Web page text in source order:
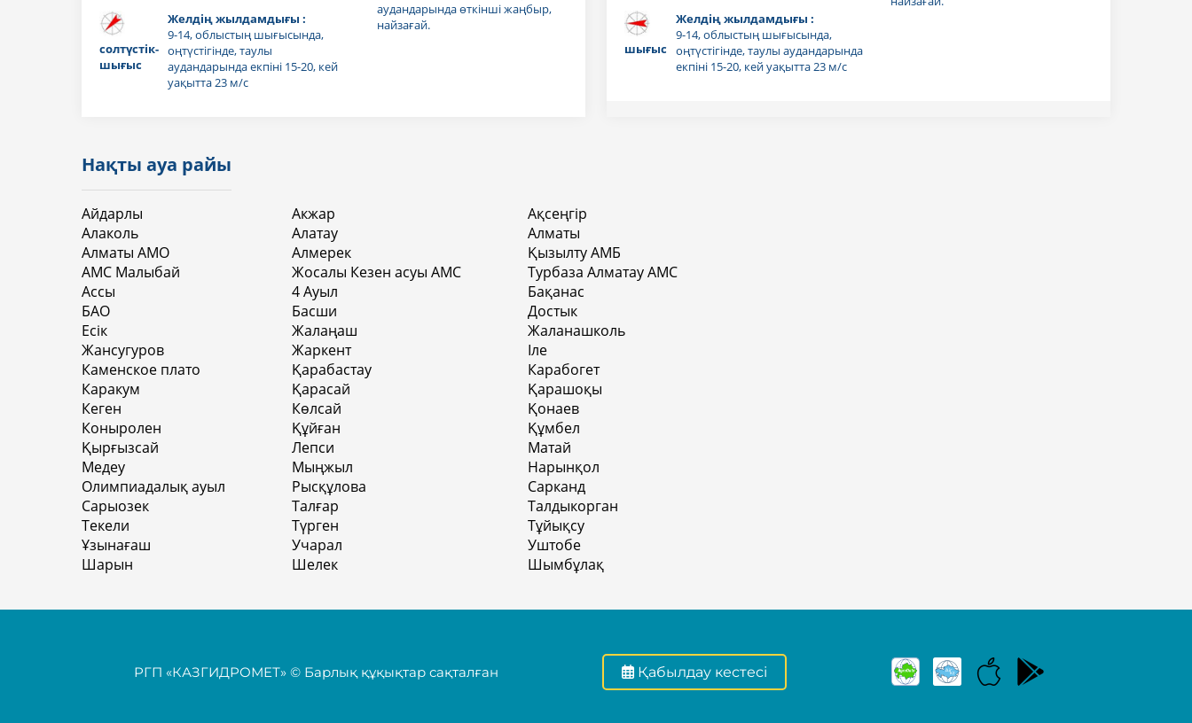
солтүстік-
шығыс
Желдің жылдамдығы :
9-14, облыстың шығысында,
оңтүстігінде, таулы
аудандарында екпіні 15-20, кей
уақытта 23 м/с
аудандарында өткінші жаңбыр,
найзағай.
шығыс
Желдің жылдамдығы :
9-14, облыстың шығысында,
оңтүстігінде, таулы аудандарында
екпіні 15-20, кей уақытта 23 м/с
Нақты ауа райы
Айдарлы
Алаколь
Алматы АМО
АМС Малыбай
Ассы
БАО
Есік
Жансугуров
Каменское плато
Каракум
Кеген
Коныролен
Қырғызсай
Медеу
Олимпиадалық ауыл
Сарыозек
Текели
Ұзынағаш
Шарын
Акжар
Алатау
Алмерек
Жосалы Кезен асуы АМС
4 Aуыл
Басши
Жалаңаш
Жаркент
Қарабастау
Қарасай
Көлсай
Құйған
Лепси
Мыңжыл
Рысқұлова
Талғар
Түрген
Учарал
Шелек
Ақсеңгір
Алматы
Қызылту АМБ
Турбаза Алматау АМС
Бақанас
Достык
Жаланашколь
Іле
Карабогет
Қарашоқы
Қонаев
Құмбел
Матай
Нарынқол
Сарканд
Талдыкорган
Тұйықсу
Уштобе
Шымбұлақ
РГП «КАЗГИДРОМЕТ» © Барлық құқықтар сақталған Қабылдау кестесі